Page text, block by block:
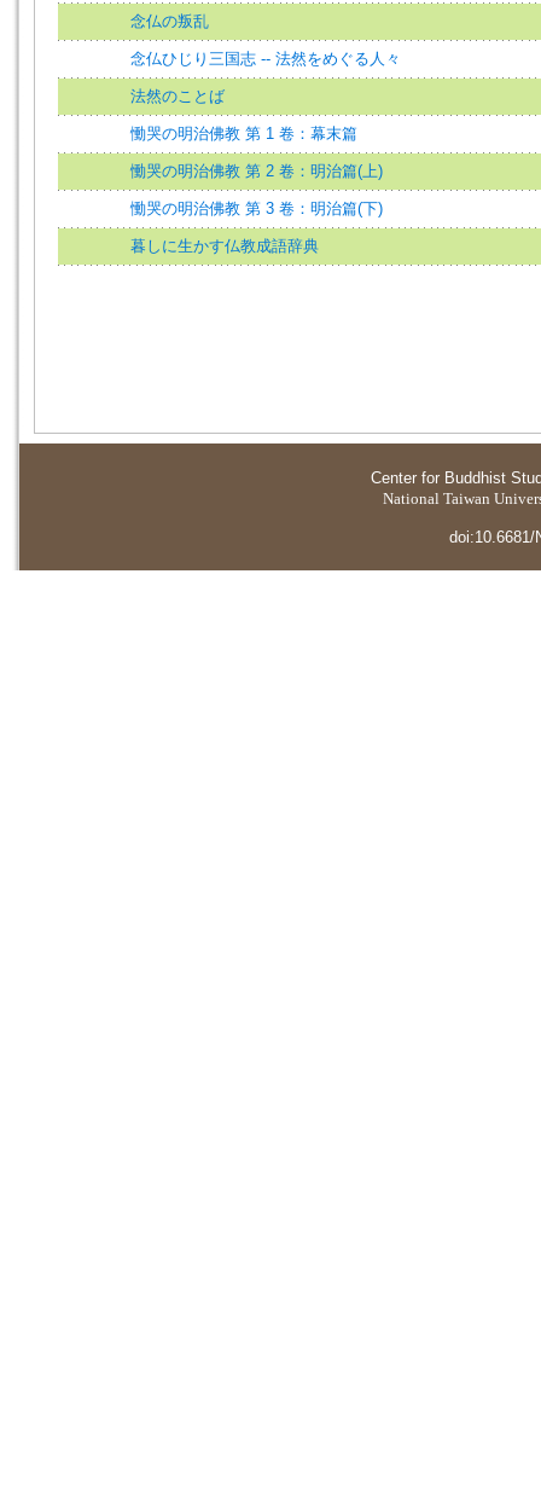
念仏の叛乱
念仏ひじり三国志 -- 法然をめぐる人々
法然のことば
慟哭の明治佛教 第 1 卷：幕末篇
慟哭の明治佛教 第 2 卷：明治篇(上)
慟哭の明治佛教 第 3 卷：明治篇(下)
暮しに生かす仏教成語辞典
Center for Buddhist
National Taiwan
doi:10.6681/